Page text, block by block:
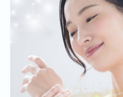
ずに施術が可能だからです。
また、施術中は肌の状態を常
め、痛みや違和感があればす
した丁寧なケアにより、過去
を持つ方でも安心して通える